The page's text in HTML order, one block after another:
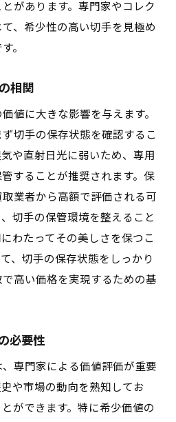
があります。専門家やコレク
、希少性の高い切手を見極め
。
相関
値に大きな影響を与えます。
切手の保存状態を確認するこ
や直射日光に弱いため、専用
することが推奨されます。保
業者から高額で評価される可
切手の保管環境を整えること
わたってその美しさを保つこ
、切手の保存状態をしっかり
高い価格を実現するための基
必要性
専門家による価値評価が重要
や市場の動向を熟知してお
ができます。特に希少価値の